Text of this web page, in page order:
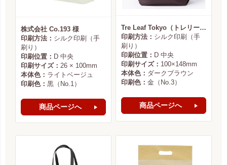
株式会社 Co.193 様
印刷方法： シルク印刷（手
刷り）
印刷位置： D 中央
印刷サイズ： 26 × 100mm
本体色： ライトベージュ
印刷色： 黒（No.1）
商品ページへ
Tre Leaf Tokyo（トレリーフ東京） 様
印刷方法： シルク印刷（手
刷り）
印刷位置： D 中央
印刷サイズ： 100×148mm
本体色： ダークブラウン
印刷色： 金（No.3）
商品ページへ